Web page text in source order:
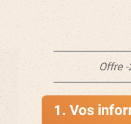
Offre
1. Vos